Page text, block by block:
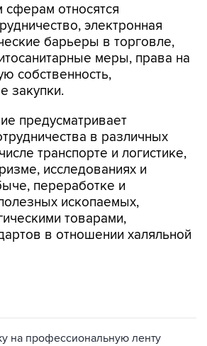
сферам относятся
электронная
барьеры в торговле,
меры, права на
собственность,
закупки.
предусматривает
в различных
транспорте и логистике,
исследованиях и
переработке и
ископаемых,
товарами,
в отношении халяльной
на профессиональную ленту